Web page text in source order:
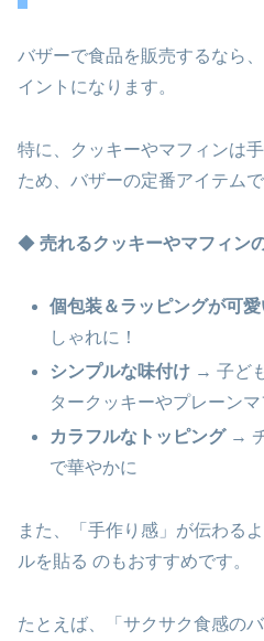
バザーで食品を販売するなら
イントになります。
特に、クッキーやマフィンは
ため、バザーの定番アイテムで
◆ 売れるクッキーやマフィン
個包装＆ラッピングが可愛
しゃれに！
シンプルな味付け → 子ど
タークッキーやプレーン
カラフルなトッピング→ チ
で華やかに
また、「手作り感」が伝わる
ルを貼る のもおすすめです。
たとえば、「サクサク食感の